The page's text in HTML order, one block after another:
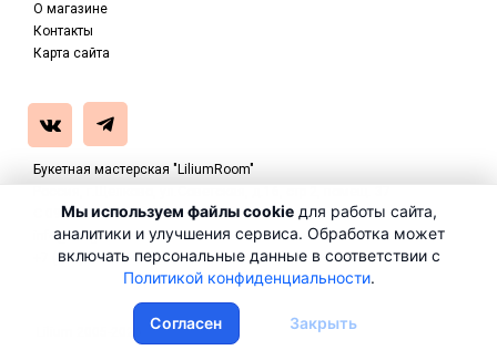
О магазине
Контакты
Карта сайта
Букетная мастерская "LiliumRoom"
С 09.00 до 21.00
info@magazin-zvetov.ru
+7 (916) 085-17-01
Мы используем файлы cookieдля работы сайта,
аналитики и улучшения сервиса. Обработка может
включать персональные данныев соответствии с
Политикой конфиденциальности.
Согласен Закрыть